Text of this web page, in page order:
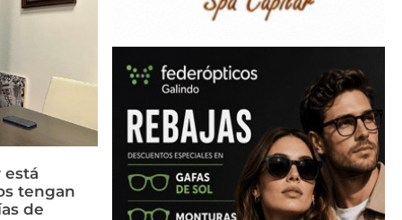
está
tengan
de